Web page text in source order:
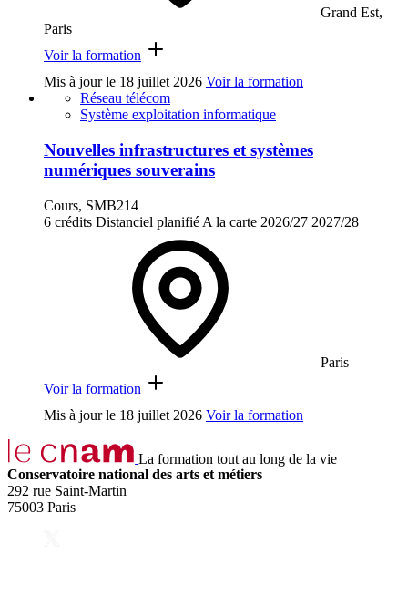
Grand Est,
Paris
Voir la formation
Mis à jour le 18 juillet 2026 Voir la formation
Réseau télécom
Système exploitation informatique
Nouvelles infrastructures et systèmes
numériques souverains
Cours, SMB214
6 crédits Distanciel planifié A la carte 2026/27 2027/28
Paris
Voir la formation
Mis à jour le 18 juillet 2026 Voir la formation
La formation tout au long de la vie
Conservatoire national des arts et métiers
292 rue Saint-Martin
75003 Paris